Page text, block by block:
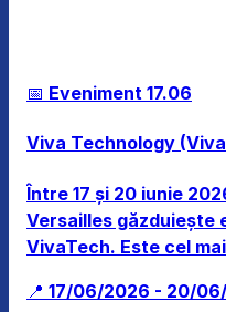
📅 Eveniment 17.06
Viva Technology
Între 17 și 20 iunie
Versailles găzduiește
VivaTech. Este cel
investitori și inovatori
📍 17/06/2026 - 20/